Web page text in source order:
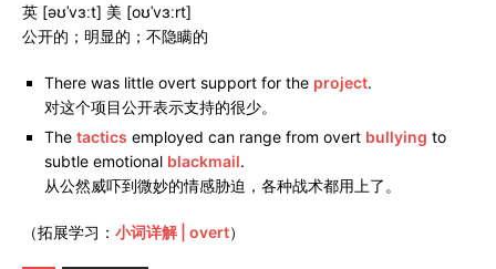
英 [əʊˈvɜːt] 美 [oʊˈvɜːrt]
公开的；明显的；不隐瞒的
There was little overt support for the project.
对这个项目公开表示支持的很少。
The tactics employed can range from overt bullying to
subtle emotional blackmail.
从公然威吓到微妙的情感胁迫，各种战术都用上了。
（拓展学习： 小词详解 | overt）